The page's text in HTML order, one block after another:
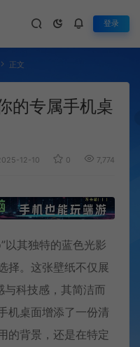
登录
正文
的专属手机桌
12-10 0 7,774
以其独特的蓝色光影
择。这张壁纸不仅展
科技感，其简洁而
机桌面增添了一份清
的背景，还是在特定